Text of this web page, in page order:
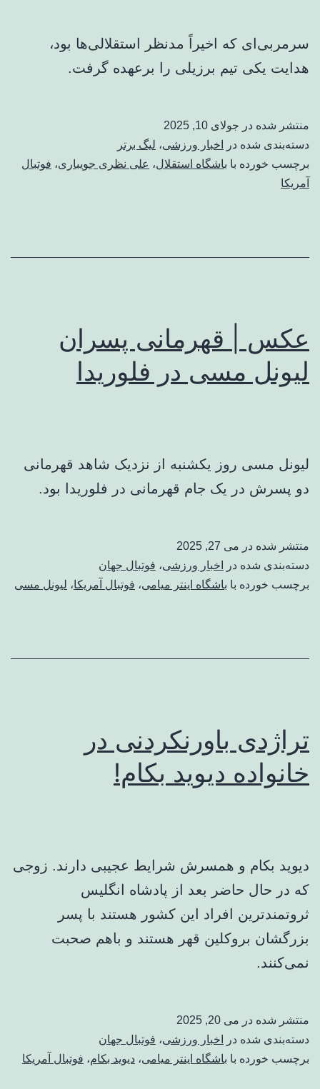
سرمربی‌ای که اخیراً مدنظر استقلالی‌ها بود،
هدایت یکی تیم برزیلی را برعهده گرفت.
منتشر شده در جولای 10, 2025
دسته‌بندی شده در
اخبار ورزشی، لیگ برتر
برچسب خورده با باشگاه استقلال، علی نظری جویباری، فوتبال
آمریکا
عکس | قهرمانی پسران
لیونل مسی در فلوریدا
لیونل مسی روز یکشنبه از نزدیک شاهد قهرمانی
دو پسرش در یک جام قهرمانی در فلوریدا بود.
منتشر شده در می 27, 2025
دسته‌بندی شده در
اخبار ورزشی، فوتبال جهان
برچسب خورده با باشگاه اینتر میامی، فوتبال آمریکا، لیونل مسی
تراژدی باورنکردنی در
خانواده دیوید بکام!
دیوید بکام و همسرش شرایط عجیبی دارند. زوجی
که در حال حاضر ‏بعد از پادشاه انگلیس
ثروتمندترین افراد این کشور هستند با پسر
‏بزرگشان بروکلین قهر هستند و باهم صحبت
نمی‌کنند. ‏
منتشر شده در می 20, 2025
دسته‌بندی شده در
اخبار ورزشی، فوتبال جهان
برچسب خورده با باشگاه اینتر میامی، دیوید بکام، فوتبال آمریکا